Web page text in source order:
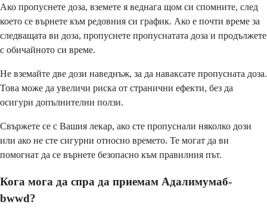
Ако пропуснете доза, вземете я веднага щом си спомните, след
което се върнете към редовния си график. Ако е почти време за
следващата ви доза, пропуснете пропуснатата доза и продължете
с обичайното си време.
Не вземайте две дози наведнъж, за да наваксате пропусната доза.
Това може да увеличи риска от странични ефекти, без да
осигури допълнителни ползи.
Свържете се с Вашия лекар, ако сте пропуснали няколко дози
или ако не сте сигурни относно времето. Те могат да ви
помогнат да се върнете безопасно към правилния път.
Кога мога да спра да приемам Адалимумаб-
bwwd?